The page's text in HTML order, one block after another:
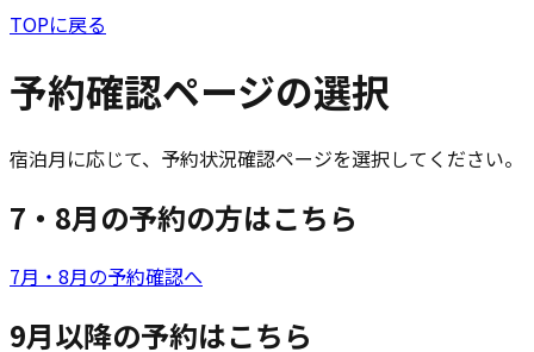
TOPに戻る
予約確認ページの選択
宿泊月に応じて、予約状況確認ページを選択してください。
7・8月の予約の方はこちら
7月・8月の予約確認へ
9月以降の予約はこちら